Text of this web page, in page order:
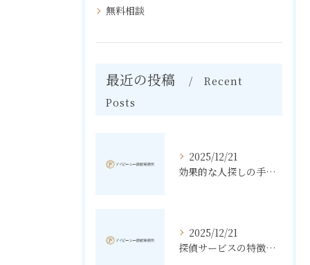
無料相談
最近の投稿
Recent
Posts
2025/12/21
効果的な人探しの手法とその秘訣
2025/12/21
探偵サービスの特徴と無料相談の利点